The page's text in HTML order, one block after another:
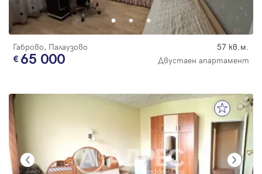
Габрово, Палаузово 57 кв.м.
65 000 Двустаен апартамент